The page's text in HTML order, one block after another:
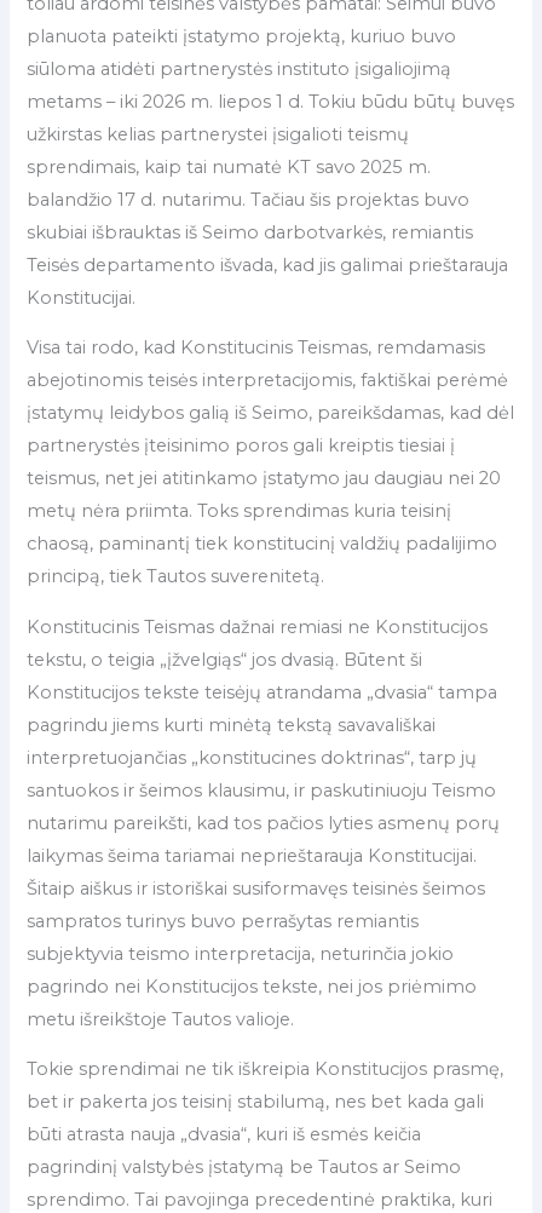
planuota pateikti įstatymo projektą, kuriuo buvo
siūloma atidėti partnerystės instituto įsigaliojimą
metams – iki 2026 m. liepos 1 d. Tokiu būdu būtų buvęs
užkirstas kelias partnerystei įsigalioti teismų
sprendimais, kaip tai numatė KT savo 2025 m.
balandžio 17 d. nutarimu. Tačiau šis projektas buvo
skubiai išbrauktas iš Seimo darbotvarkės, remiantis
Teisės departamento išvada, kad jis galimai prieštarauja
Konstitucijai.
Visa tai rodo, kad Konstitucinis Teismas, remdamasis
abejotinomis teisės interpretacijomis, faktiškai perėmė
įstatymų leidybos galią iš Seimo, pareikšdamas, kad dėl
partnerystės įteisinimo poros gali kreiptis tiesiai į
teismus, net jei atitinkamo įstatymo jau daugiau nei 20
metų nėra priimta. Toks sprendimas kuria teisinį
chaosą, paminantį tiek konstitucinį valdžių padalijimo
principą, tiek Tautos suverenitetą.
Konstitucinis Teismas dažnai remiasi ne Konstitucijos
tekstu, o teigia „įžvelgiąs“ jos dvasią. Būtent ši
Konstitucijos tekste teisėjų atrandama „dvasia“ tampa
pagrindu jiems kurti minėtą tekstą savavališkai
interpretuojančias „konstitucines doktrinas“, tarp jų
santuokos ir šeimos klausimu, ir paskutiniuoju Teismo
nutarimu pareikšti, kad tos pačios lyties asmenų porų
laikymas šeima tariamai neprieštarauja Konstitucijai.
Šitaip aiškus ir istoriškai susiformavęs teisinės šeimos
sampratos turinys buvo perrašytas remiantis
subjektyvia teismo interpretacija, neturinčia jokio
pagrindo nei Konstitucijos tekste, nei jos priėmimo
metu išreikštoje Tautos valioje.
Tokie sprendimai ne tik iškreipia Konstitucijos prasmę,
bet ir pakerta jos teisinį stabilumą, nes bet kada gali
būti atrasta nauja „dvasia“, kuri iš esmės keičia
pagrindinį valstybės įstatymą be Tautos ar Seimo
sprendimo. Tai pavojinga precedentinė praktika, kuri